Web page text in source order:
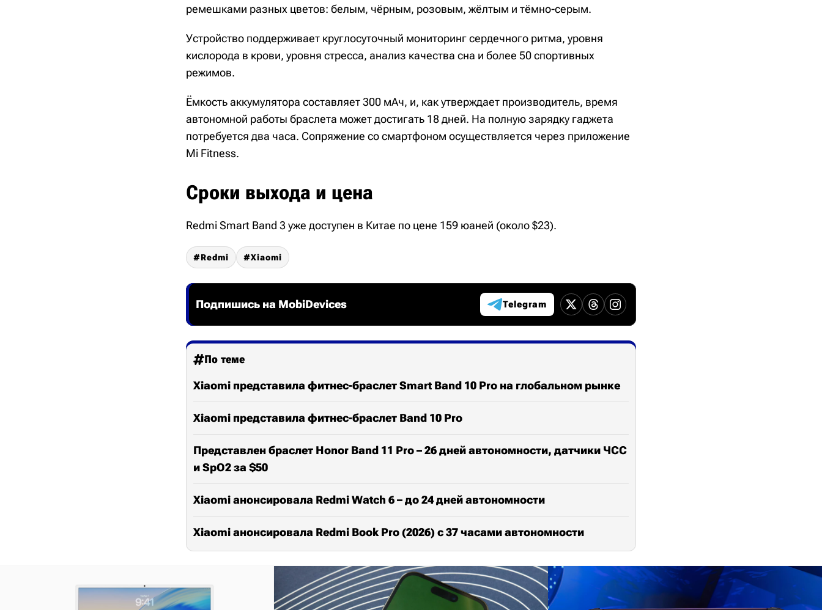
ремешками разных цветов: белым, чёрным, розовым, жёлтым и тёмно-серым.
Устройство поддерживает круглосуточный мониторинг сердечного ритма, уровня
кислорода в крови, уровня стресса, анализ качества сна и более 50 спортивных
режимов.
Ёмкость аккумулятора составляет 300 мАч, и, как утверждает производитель, время
автономной работы браслета может достигать 18 дней. На полную зарядку гаджета
потребуется два часа. Сопряжение со смартфоном осуществляется через приложение
Mi Fitness.
Сроки выхода и цена
Redmi Smart Band 3 уже доступен в Китае по цене 159 юаней (около $23).
Redmi Xiaomi
Подпишись на MobiDevices Telegram
По теме
Xiaomi представила фитнес-браслет Smart Band 10 Pro на глобальном рынке
Xiaomi представила фитнес-браслет Band 10 Pro
Представлен браслет Honor Band 11 Pro – 26 дней автономности, датчики ЧСС
и SpO2 за $50
Xiaomi анонсировала Redmi Watch 6 – до 24 дней автономности
Xiaomi анонсировала Redmi Book Pro (2026) с 37 часами автономности